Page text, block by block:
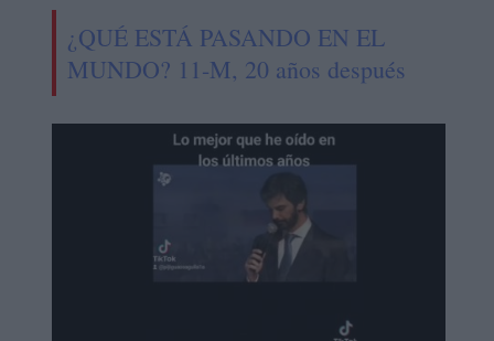
¿QUÉ ESTÁ PASANDO EN EL
MUNDO? 11-M, 20 años después